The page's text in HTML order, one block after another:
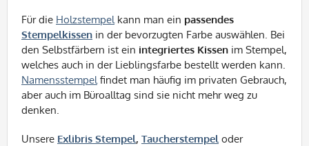
Für die Holzstempel kann man ein passendes
Stempelkissen in der bevorzugten Farbe auswählen. Bei
den Selbstfärbern ist ein integriertes Kissen im Stempel,
welches auch in der Lieblingsfarbe bestellt werden kann.
Namensstempel findet man häufig im privaten Gebrauch,
aber auch im Büroalltag sind sie nicht mehr weg zu
denken.
Unsere Exlibris Stempel, Taucherstempel oder